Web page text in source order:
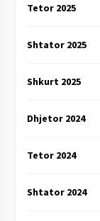
Tetor 2025
Shtator 2025
Shkurt 2025
Dhjetor 2024
Tetor 2024
Shtator 2024